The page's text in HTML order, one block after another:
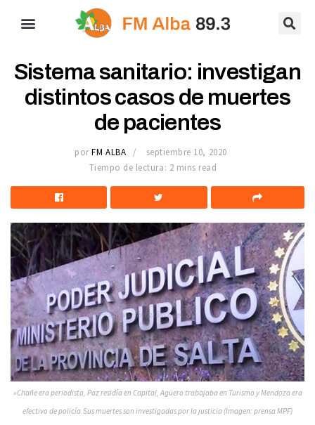
Sistema sanitario: investigan
distintos casos de muertes
de pacientes
por FM ALBA
septiembre 10, 2020
Tiempo de lectura: 2 mins read
»Chañe era periodista, Paz residía en Capital, Agüero trabajaba en Turismo y Mendoza era
efectivo de policía.Sus muertes son investigadas por la justicia (Imagen: prensa MPF)